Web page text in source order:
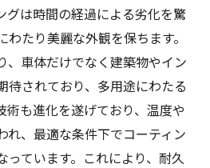
ィング技術の特長とは
革新の影響
革新技術の重要性
くコーティング技術
続可能なコーティングの新
グは時間の経過による劣化を驚
たり美麗な外観を保ちます。
、車体だけでなく建築物やイン
待されており、多用途にわたる
術も進化を遂げており、温度や
れ、最適な条件下でコーティン
っています。これにより、耐久